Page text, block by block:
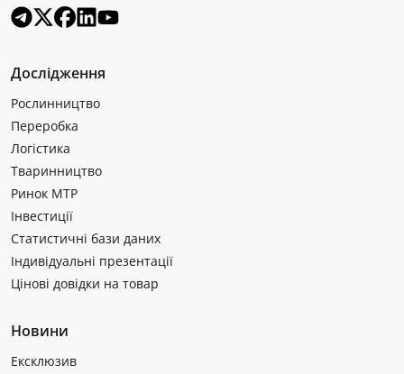
Дослідження
Рослинництво
Переробка
Логістика
Тваринництво
Ринок МТР
Інвестиції
Статистичні бази даних
Індивідуальні презентації
Цінові довідки на товар
Новини
Ексклюзив